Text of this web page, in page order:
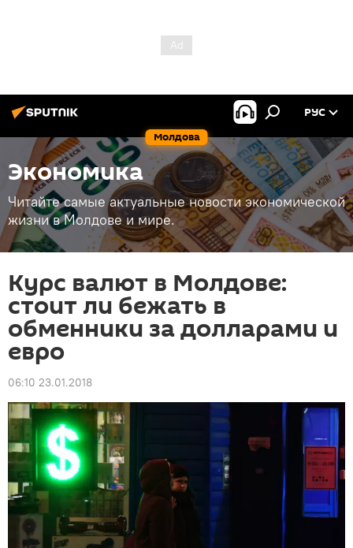
Молдова
РУС
Экономика
Читайте самые актуальные новости экономической
жизни в Молдове и мире.
Курс валют в Молдове:
стоит ли бежать в
обменники за долларами и
евро
06:10 23.01.2018